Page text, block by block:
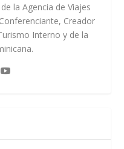
la Agencia de Viajes
Creador
Interno y de la